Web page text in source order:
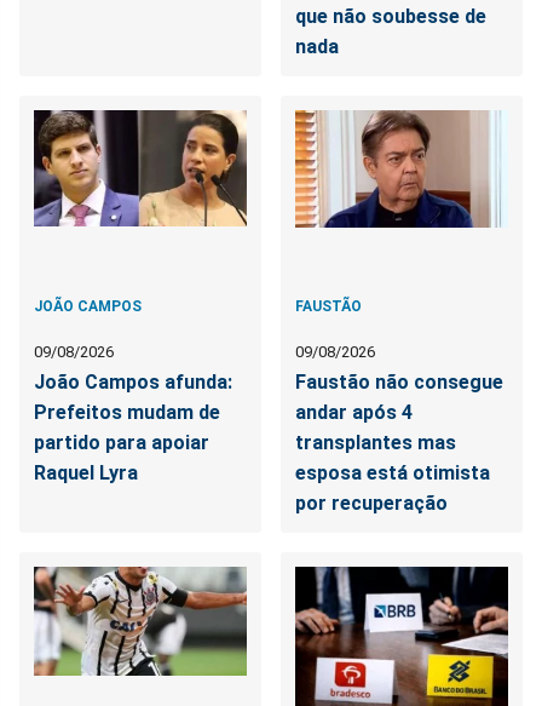
que não soubesse de
nada
JOÃO CAMPOS
09/08/2026
João Campos afunda:
Prefeitos mudam de
partido para apoiar
Raquel Lyra
FAUSTÃO
09/08/2026
Faustão não consegue
andar após 4
transplantes mas
esposa está otimista
por recuperação